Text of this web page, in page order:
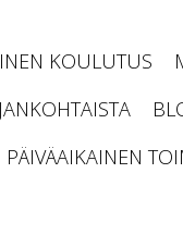
KOULUTUS
PÄIVÄAIKAINEN